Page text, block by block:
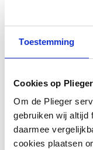
Toestemming
Cookies op
Om de Plieger
gebruiken wij altijd
daarmee
cookies plaatsen
Verstelbare kop
Antikalksysteem
Plafondmontage